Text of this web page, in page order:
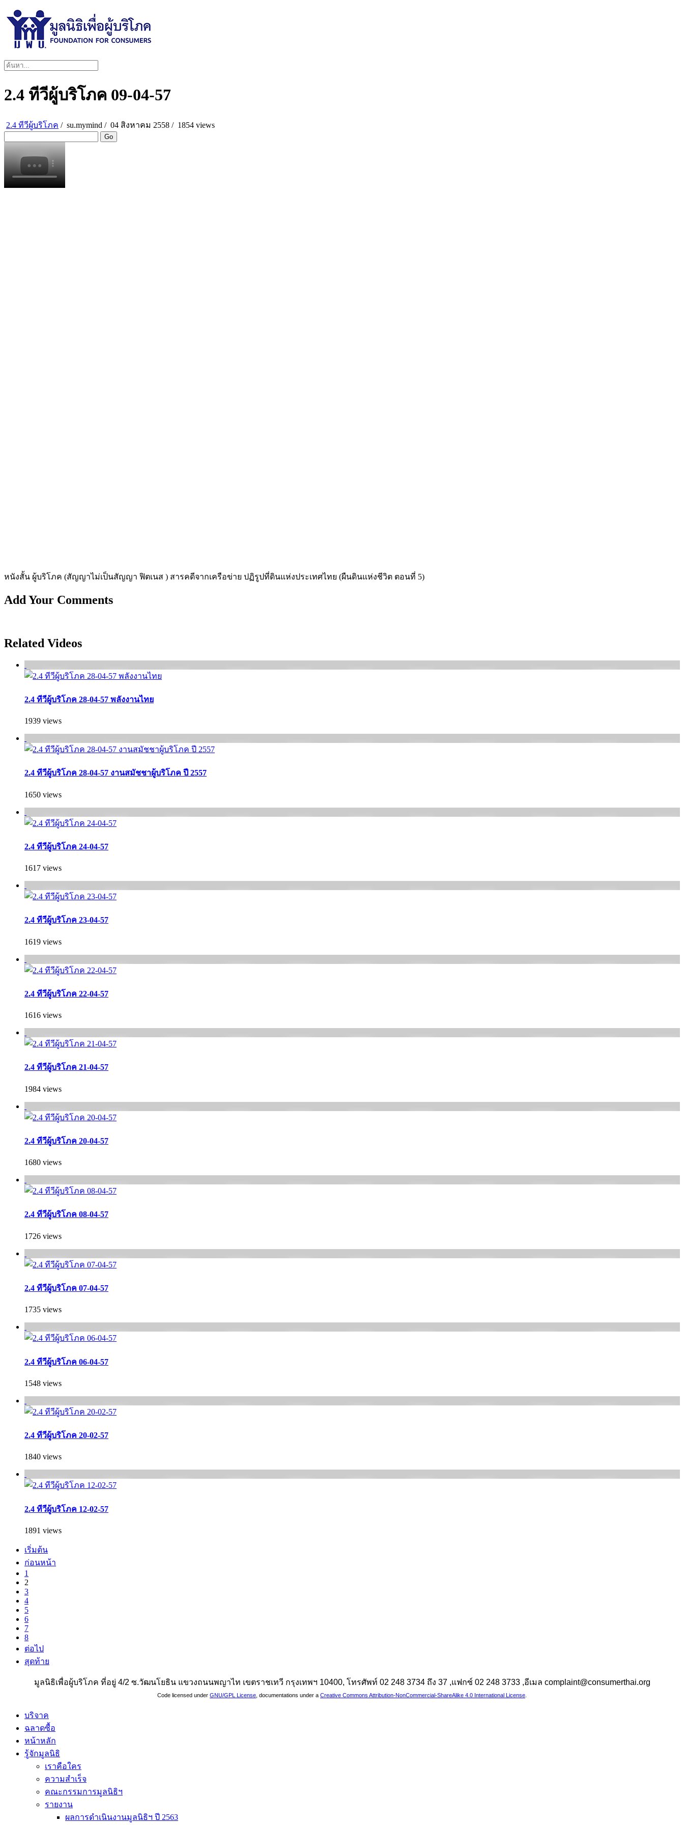
2.4 ทีวีผู้บริโภค 09-04-57
2.4 ทีวีผู้บริโภค / su.mymind / 04 สิงหาคม 2558 / 1854 views
Go
หนังสั้น ผู้บริโภค (สัญญาไม่เป็นสัญญา ฟิตเนส ) สารคดีจากเครือข่าย ปฏิรูปที่ดินแห่งประเทศไทย (ผืนดินแห่งชีวิต ตอนที่ 5)
Add Your Comments
Related Videos
2.4 ทีวีผู้บริโภค 28-04-57 พลังงานไทย
1939 views
2.4 ทีวีผู้บริโภค 28-04-57 งานสมัชชาผู้บริโภค ปี 2557
1650 views
2.4 ทีวีผู้บริโภค 24-04-57
1617 views
2.4 ทีวีผู้บริโภค 23-04-57
1619 views
2.4 ทีวีผู้บริโภค 22-04-57
1616 views
2.4 ทีวีผู้บริโภค 21-04-57
1984 views
2.4 ทีวีผู้บริโภค 20-04-57
1680 views
2.4 ทีวีผู้บริโภค 08-04-57
1726 views
2.4 ทีวีผู้บริโภค 07-04-57
1735 views
2.4 ทีวีผู้บริโภค 06-04-57
1548 views
2.4 ทีวีผู้บริโภค 20-02-57
1840 views
2.4 ทีวีผู้บริโภค 12-02-57
1891 views
เริ่มต้น
ก่อนหน้า
1
2
3
4
5
6
7
8
ต่อไป
สุดท้าย
มูลนิธิเพื่อผู้บริโภค ที่อยู่ 4/2 ซ.วัฒนโยธิน แขวงถนนพญาไท เขตราชเทวี กรุงเทพฯ 10400, โทรศัพท์ 02 248 3734 ถึง 37 ,แฟกซ์ 02 248 3733 ,อีเมล complaint@consumerthai.org
Code licensed under GNU/GPL License , documentations under a Creative Commons Attribution-NonCommercial-ShareAlike 4.0 International License
บริจาค
ฉลาดซื้อ
หน้าหลัก
รู้จักมูลนิธิ
เราคือใคร
ความสำเร็จ
คณะกรรมการมูลนิธิฯ
รายงาน
ผลการดำเนินงานมูลนิธิฯ ปี 2563